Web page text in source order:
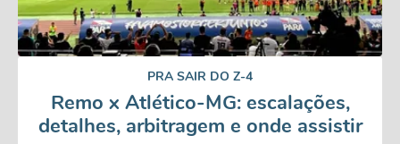
PRA SAIR DO Z-4
Remo x Atlético-MG: escalações,
detalhes, arbitragem e onde assistir